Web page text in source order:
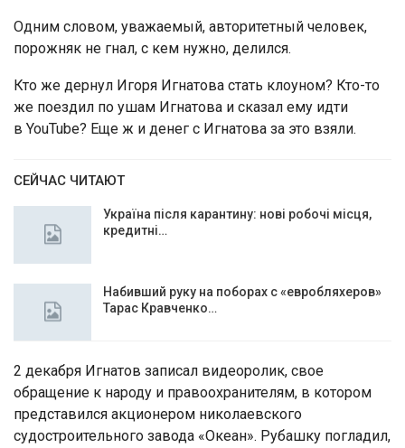
Одним словом, уважаемый, авторитетный человек,
порожняк не гнал, с кем нужно, делился.
Кто же дернул Игоря Игнатова стать клоуном? Кто-то
же поездил по ушам Игнатова и сказал ему идти
в YouTube? Еще ж и денег с Игнатова за это взяли.
СЕЙЧАС ЧИТАЮТ
Україна після карантину: нові робочі місця,
кредитні…
Набивший руку на поборах с «евробляхеров»
Тарас Кравченко…
2 декабря Игнатов записал видеоролик, свое
обращение к народу и правоохранителям, в котором
представился акционером николаевского
судостроительного завода «Океан». Рубашку погладил,